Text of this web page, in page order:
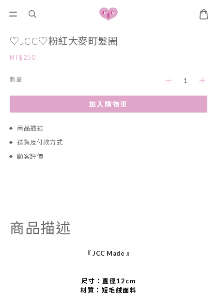
♡JCC♡粉紅大麥町髮圈
NT$250
數量
加入購物車
商品描述
送貨及付款方式
顧客評價
商品描述
『 JCC Made 』
尺寸：直徑12cm
材質：短毛絨面料